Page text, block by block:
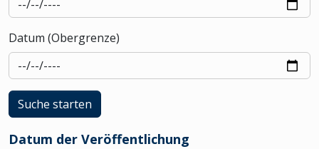
Datum (Obergrenze)
Datum der Veröffentlichung